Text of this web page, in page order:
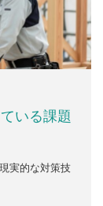
いる課題
実的な対策技